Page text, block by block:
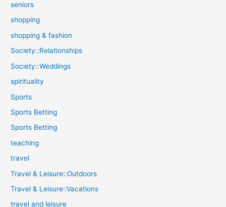
seniors
shopping
shopping & fashion
Society::Relationships
Society::Weddings
spirituality
Sports
Sports Betting
Sports Betting
teaching
travel
Travel & Leisure::Outdoors
Travel & Leisure::Vacations
travel and leisure